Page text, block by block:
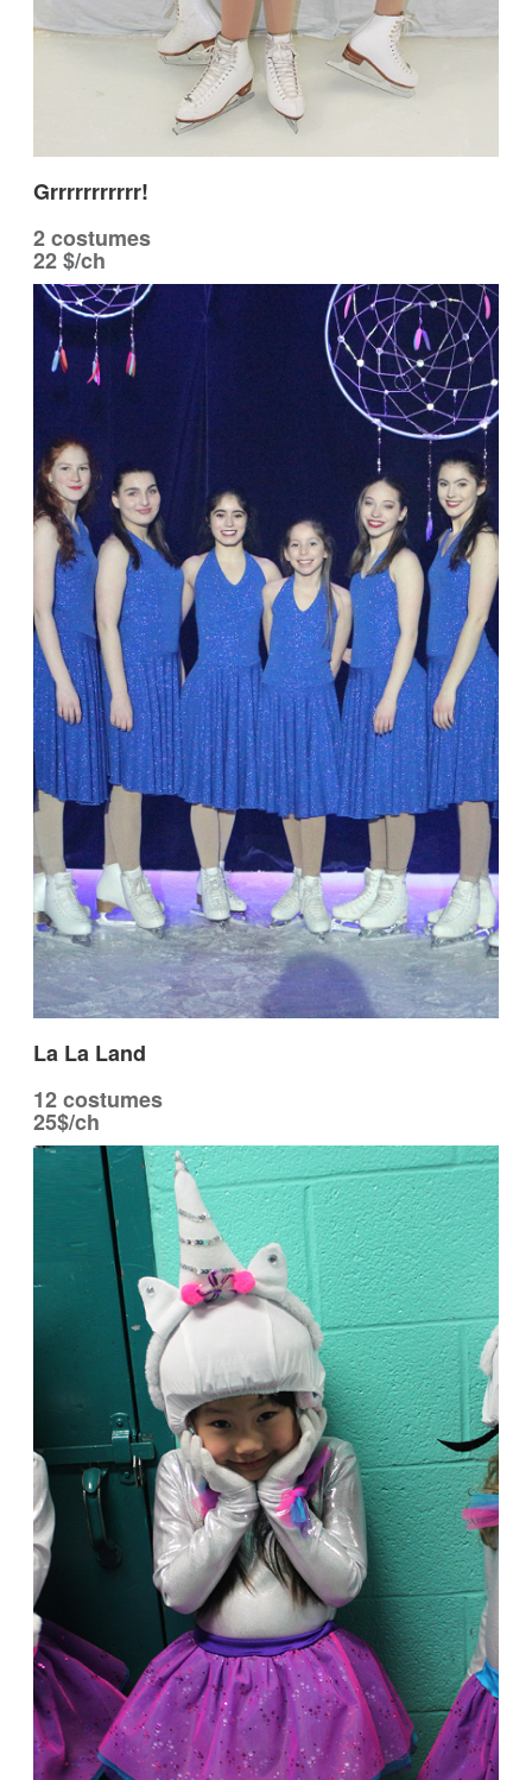
Grrrrrrrrrrr!
2 costumes
22 $/ch
La La Land
12 costumes
25$/ch